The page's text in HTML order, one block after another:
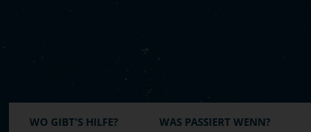
WO GIBT'S HILFE? WAS PASSIERT WENN?